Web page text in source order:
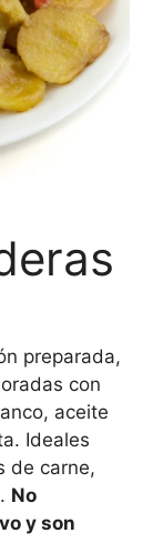
preparada,
con
aceite
Ideales
de carne,
No
y son